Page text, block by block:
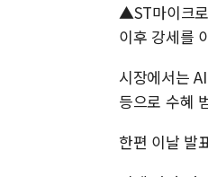
▲ST마이크
이후 강세를
시장에서는
등으로 수혜
한편 이날 발